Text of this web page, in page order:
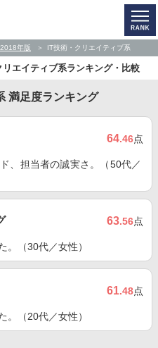
2018年版 IT技術・クリエイティブ系
リエイティブ系ランキング・比較
満足度ランキング
64.46点
、担当者の誠実さ。（50代／
63.56点
。（30代／女性）
61.48点
。（20代／女性）